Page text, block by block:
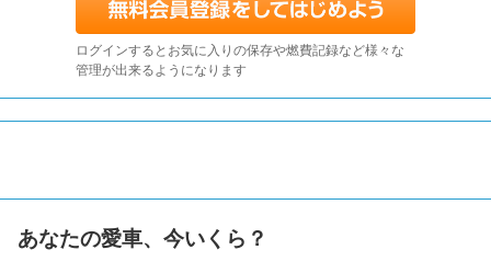
ログインするとお気に入りの保存や燃費記録など様々な
管理が出来るようになります
あなたの愛車、今いくら？